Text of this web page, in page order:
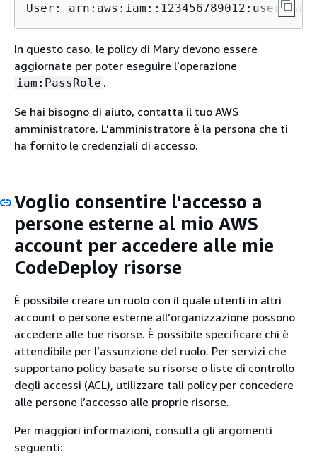
User: arn:aws:iam::123456789012:user/
In questo caso, le policy di Mary devono essere
aggiornate per poter eseguire l’operazione
iam:PassRole .
Se hai bisogno di aiuto, contatta il tuo AWS
amministratore. L’amministratore è la persona che ti
ha fornito le credenziali di accesso.
Voglio consentire l'accesso a
persone esterne al mio AWS
account per accedere alle mie
CodeDeploy risorse
È possibile creare un ruolo con il quale utenti in altri
account o persone esterne all’organizzazione possono
accedere alle tue risorse. È possibile specificare chi è
attendibile per l’assunzione del ruolo. Per servizi che
supportano policy basate su risorse o liste di controllo
degli accessi (ACL), utilizzare tali policy per concedere
alle persone l’accesso alle proprie risorse.
Per maggiori informazioni, consulta gli argomenti
seguenti: